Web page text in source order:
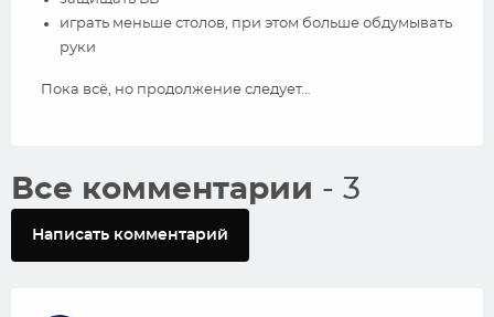
играть меньше столов, при этом больше обдумывать
руки
Пока всё, но продолжение следует…
Все комментарии - 3
Написать комментарий